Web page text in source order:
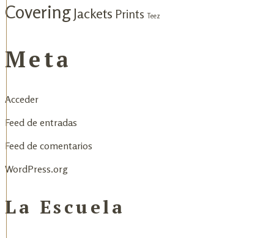
CoveringJackets Prints Teez
Meta
Acceder
Feed de entradas
Feed de comentarios
WordPress.org
La Escuela